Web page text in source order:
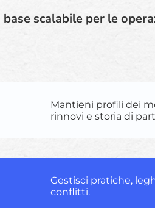
scalabile per le
Mantieni profili dei
rinnovi e storia di
Gestisci pratiche,
conflitti.